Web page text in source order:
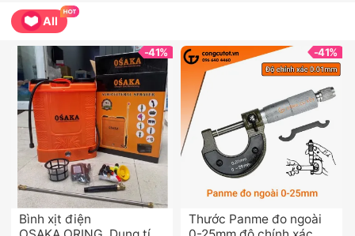
All
-41%
Bình xịt điện
-41%
Thước Panme đo ngoài